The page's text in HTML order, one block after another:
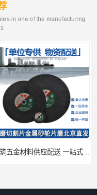
in one of the manufacturing